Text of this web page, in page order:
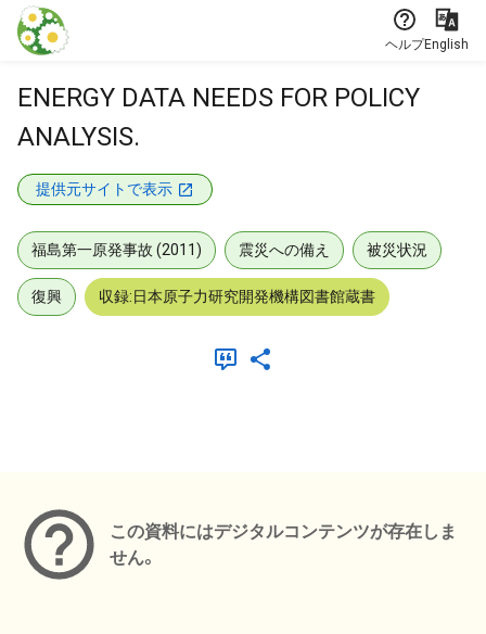
本文に飛ぶ
ヘルプEnglish
ENERGY DATA NEEDS FOR POLICY
ANALYSIS.
提供元サイトで表示
福島第一原発事故 (2011) 震災への備え 被災状況
復興 収録:日本原子力研究開発機構図書館蔵書
この資料にはデジタルコンテンツが存在しま
せん。